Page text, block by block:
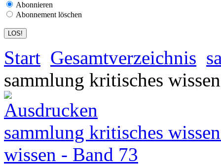
Abonnieren
Abonnement löschen
Start Gesamtverzeichnis
sammlung kritisches
sammlung kritisches
wissen - Band 73